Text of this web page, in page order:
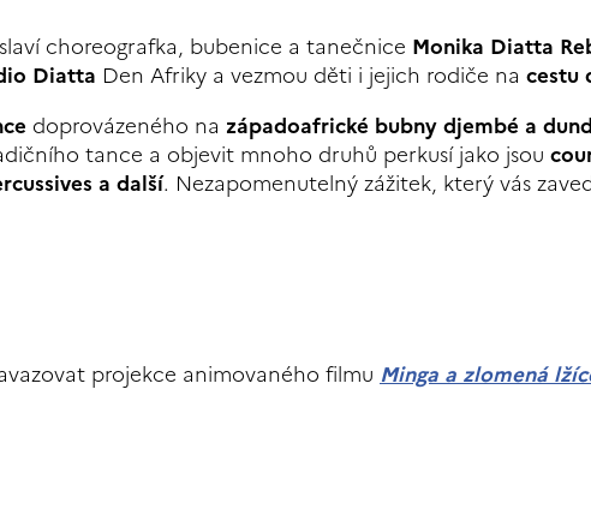
choreografka, bubenice a tanečnice Monika Diatta
Diatta Den Afriky a vezmou děti i jejich rodiče na cestu
doprovázeného na západoafrické bubny djembé a
tance a objevit mnoho druhů perkusí jako jsou
a další. Nezapomenutelný zážitek, který vás
projekce animovaného filmu Minga a zlomená